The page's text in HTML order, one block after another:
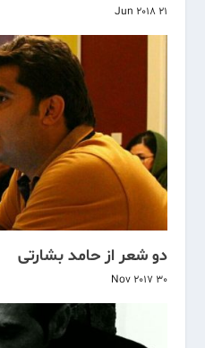
21 Jun 2018
دو شعر از حامد بشارتی
30 Nov 2017